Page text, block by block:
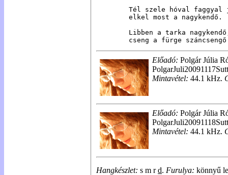
Tél szele hóval faggyal
elkel most a nagykendő.
Libben a tarka
cseng a fürge
Előadó: Polgár Júlia
Mintavétel: 44.1 kHz.
Előadó: Polgár Júlia
Mintavétel: 44.1 kHz.
Hangkészlet: s m rd. Furulya: könnyű